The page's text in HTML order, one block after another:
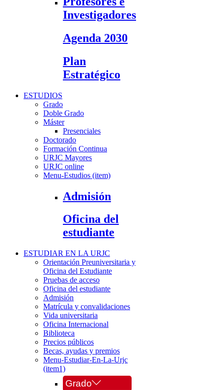
Investigadores
Agenda 2030
Plan
Estratégico
ESTUDIOS
Grado
Doble Grado
Máster
Presenciales
Doctorado
Formación Continua
URJC Mayores
URJC online
Menu-Estudios (item)
Admisión
Oficina del
estudiante
ESTUDIAR EN LA URJC
Orientación Preuniversitaria y
Oficina del Estudiante
Pruebas de acceso
Oficina del estudiante
Admisión
Matrícula y convalidaciones
Vida universitaria
Oficina Internacional
Biblioteca
Precios públicos
Becas, ayudas y premios
Menu-Estudiar-En-La-Urjc
(item1)
Grado